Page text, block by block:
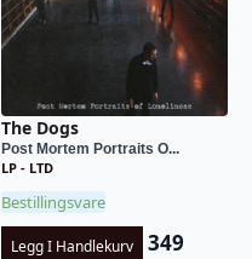
The Dogs
Post Mortem Portraits O...
LP - LTD
Bestillingsvare
Legg I Handlekurv 349